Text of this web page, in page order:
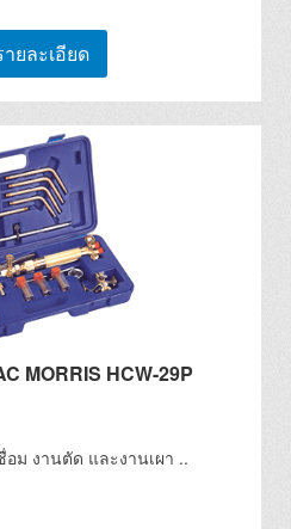
ยละเอียด
MORRIS HCW-29P
ม งานตัด และงานเผา ..